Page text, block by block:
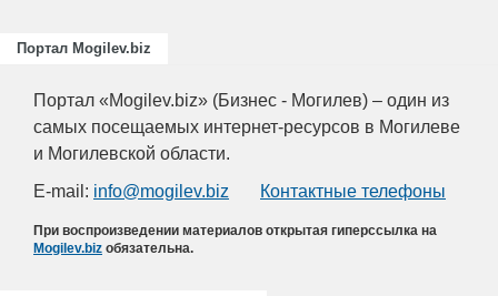
Портал Mogilev.biz
Портал «Mogilev.biz» (Бизнес - Могилев) – один из
самых посещаемых интернет-ресурсов в Могилеве
и Могилевской области.
E-mail: info@mogilev.biz Контактные телефоны
При воспроизведении материалов открытая гиперссылка на
Mogilev.biz обязательна.